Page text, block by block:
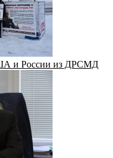
и России из ДРСМД